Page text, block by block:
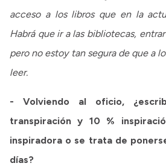
acceso a los libros que en la
Habrá que ir a las bibliotecas,
pero no estoy tan segura de que a
leer.
- Volviendo al oficio,
transpiración y 10 %
inspiradora o se trata de
días?